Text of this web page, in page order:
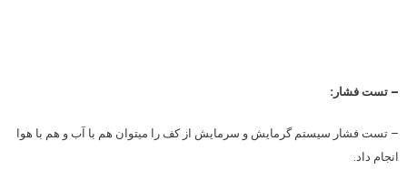
– تست فشار:
– تست فشار سیستم گرمایش و سرمایش از کف را میتوان هم با آب و هم با هوا
انجام داد.